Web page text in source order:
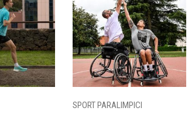
SPORT PARALIMPICI